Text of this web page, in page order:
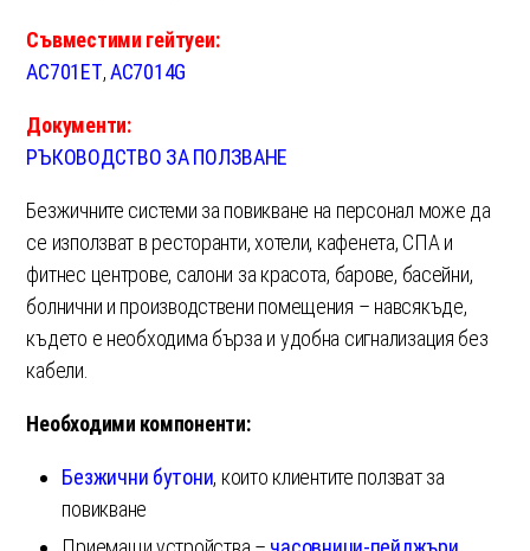
Съвместими гейтуеи:
AC701ET,AC7014G
Документи:
РЪКОВОДСТВО ЗА ПОЛЗВАНЕ
Безжичните системи за повикване на персонал може да
се използват в ресторанти, хотели, кафенета, СПА и
фитнес центрове, салони за красота, барове, басейни,
болнични и производствени помещения – навсякъде,
където е необходима бърза и удобна сигнализация без
кабели.
Необходими компоненти:
Безжични бутони, които клиентите ползват за
повикване